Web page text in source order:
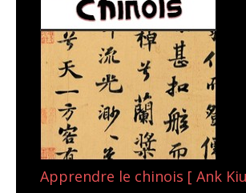
Apprendre le chinois [ Ank